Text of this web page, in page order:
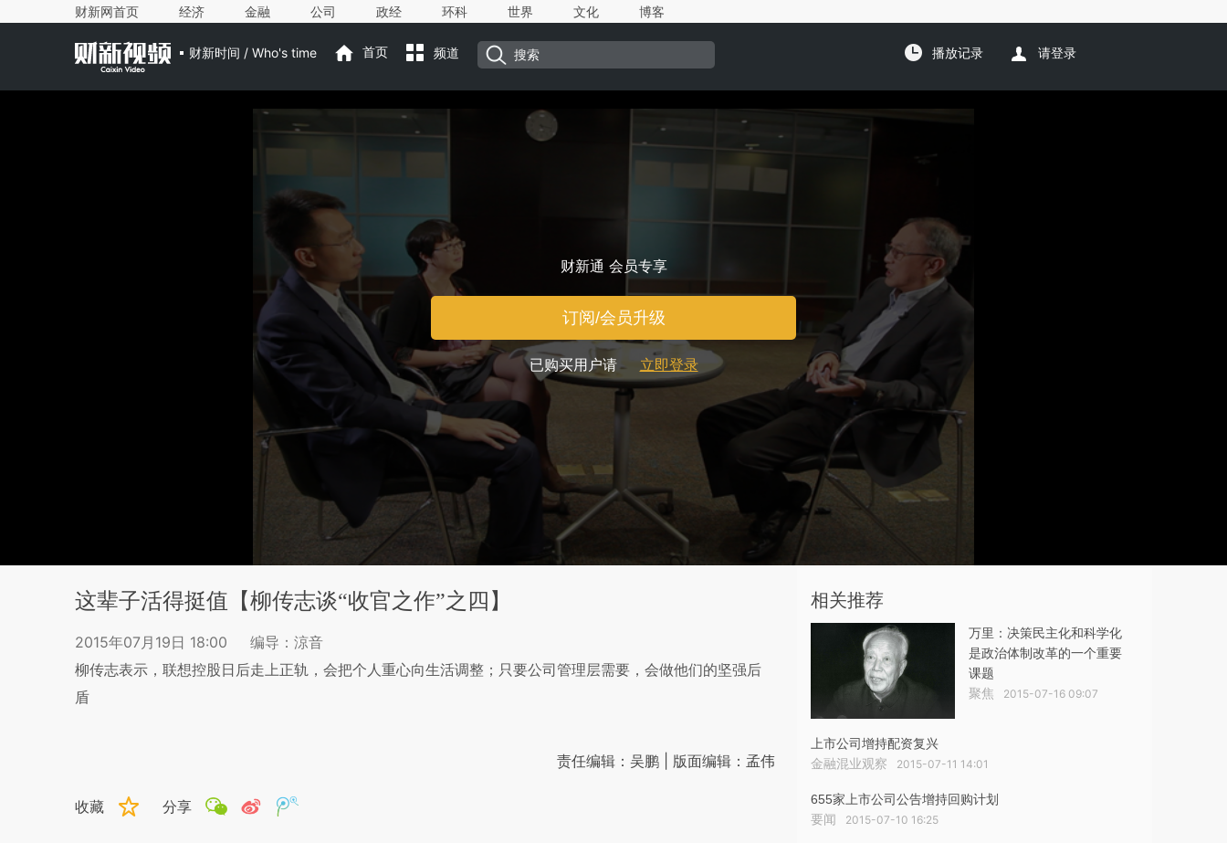
财新网首页 经济 金融 公司 政经 环科 世界 文化 博客
财新时间 / Who's time 首页 频道 播放记录 请登录
财新通 会员专享
订阅/会员升级
已购买用户请 立即登录
这辈子活得挺值【柳传志谈“收官之作”之四】
2015年07月19日 18:00
编导：涼音
柳传志表示，联想控股日后走上正轨，会把个人重心向生活调整；只要公司管理层需要，会做他们的坚强后
盾
责任编辑：吴鹏 | 版面编辑：孟伟
收藏 分享
相关推荐
万里：决策民主化和科学化
是政治体制改革的一个重要
课题
聚焦 2015-07-16 09:07
上市公司增持配资复兴
金融混业观察 2015-07-11 14:01
655家上市公司公告增持回购计划
要闻 2015-07-10 16:25